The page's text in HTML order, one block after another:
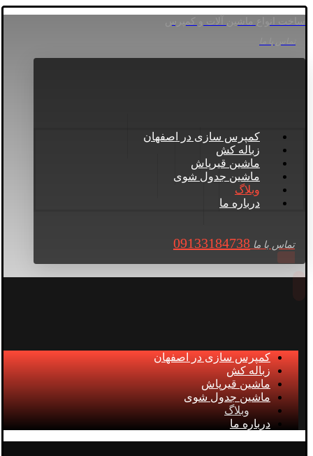
ساخت انواع ماشین آلات و کمپرس
کمپرس سازی در اصفهان
زباله کش
ماشین قیرپاش
ماشین جدول شوی
وبلاگ
درباره ما
تماس با ما 09133184738
کمپرس سازی در اصفهان
زباله کش
ماشین قیرپاش
ماشین جدول شوی
وبلاگ
درباره ما